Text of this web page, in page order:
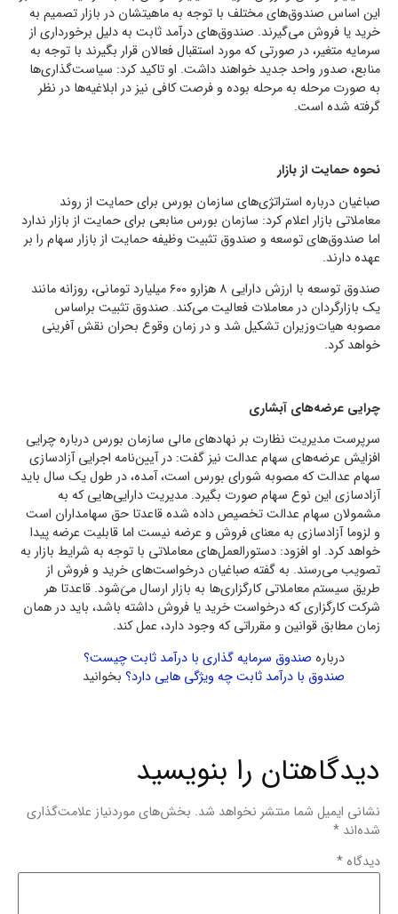
این اساس صندوق‌‌های مختلف با توجه به ماهیتشان در بازار تصمیم به
خرید یا فروش می‌گیرند. صندوق‌های درآمد ثابت به دلیل برخورداری از
سرمایه متغیر، در صورتی که مورد استقبال فعالان قرار بگیرند با توجه به
منابع، ‌صدور واحد جدید خواهند داشت. او تاکید کرد: سیاست‌گذاری‌ها
به صورت مرحله به مرحله بوده و فرصت کافی نیز در ابلاغیه‌ها در نظر
گرفته شده است.
نحوه حمایت از بازار
صباغیان درباره استراتژی‌های سازمان بورس برای حمایت از روند
معاملاتی بازار اعلام کرد: سازمان بورس منابعی برای حمایت از بازار ندارد
اما صندوق‌های توسعه و صندوق تثبیت وظیفه حمایت از بازار سهام را بر
عهده دارند.
صندوق توسعه با ارزش دارایی ۸ هزارو ۶۰۰ میلیارد تومانی، روزانه مانند
یک بازارگردان در معاملات فعالیت می‌کند. صندوق‌ تثبیت براساس
مصوبه هیات‌وزیران تشکیل شد و در زمان وقوع بحران نقش آفرینی
خواهد کرد.
چرایی عرضه‌های آبشاری
سرپرست مدیریت نظارت بر نهادهای مالی سازمان بورس درباره چرایی
افزایش عرضه‌های سهام عدالت نیز گفت:‌ در آیین‌نامه اجرایی آزادسازی
سهام عدالت که مصوبه شورای بورس است، آمده، در طول یک سال باید
آزادسازی این نوع سهام صورت بگیرد. مدیریت دارایی‌هایی که به
مشمولان سهام عدالت تخصیص داده شده قاعدتا حق سهامداران است
و لزوما آزادسازی به معنای فروش و عرضه نیست اما قابلیت عرضه پیدا
خواهد کرد. او افزود:‌ دستورالعمل‌‌های معاملاتی با توجه به شرایط بازار به
تصویب می‌رسند. به گفته صباغیان درخواست‌های خرید و فروش از
طریق سیستم معاملاتی کارگزاری‌ها به بازار ارسال می‌َ‌شود. قاعدتا هر
شرکت کارگزاری که درخواست خرید یا فروش داشته باشد، باید در همان
زمان مطابق قوانین و مقرراتی که وجود دارد، عمل کند.
درباره صندوق سرمایه گذاری با درآمد ثابت چیست؟
صندوق با درآمد ثابت چه ویژگی هایی دارد؟ بخوانید
دیدگاهتان را بنویسید
نشانی ایمیل شما منتشر نخواهد شد. بخش‌های موردنیاز علامت‌گذاری
شده‌اند *
دیدگاه *